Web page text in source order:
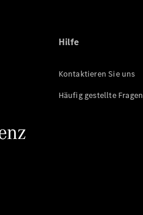
Hilfe
Kontaktieren Sie uns
Häufig gestellte Fragen